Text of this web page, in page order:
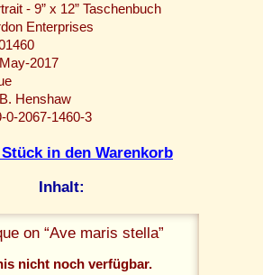
- 9” x 12” Taschenbuch
Enterprises
2017
Henshaw
0-2067-1460-3
in den Warenkorb
Inhalt:
on “Ave maris stella”
nicht noch verfügbar.